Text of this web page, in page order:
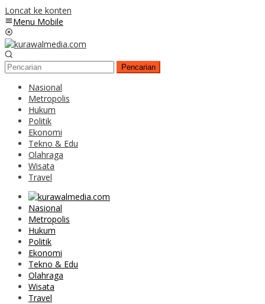
Loncat ke konten
Menu Mobile
Pencarian
Nasional
Metropolis
Hukum
Politik
Ekonomi
Tekno & Edu
Olahraga
Wisata
Travel
Nasional
Metropolis
Hukum
Politik
Ekonomi
Tekno & Edu
Olahraga
Wisata
Travel